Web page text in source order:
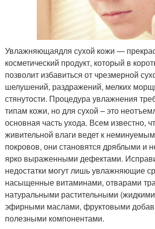
Увлажняющаядля сухой кожи —
косметический продукт, который в
позволит избавиться от чрезмерной
шелушений, раздражений, мелких
стянутости. Процедура увлажнения
типам кожи, но для сухой – это
основная часть ухода. Всем известно,
живительной влаги ведет к
покровов, они становятся дряблыми и
ярко выраженными дефектами.
недостатки могут лишь увлажняющие
насыщенные витаминами, отварами
натуральными растительными
эфирными маслами, фруктовыми
полезными компонентами.